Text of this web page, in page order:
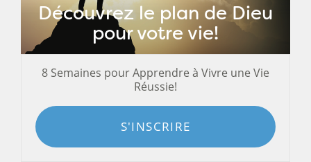
Découvrez le plan de Dieu
pour votre vie!
8 Semaines pour Apprendre à Vivre une Vie
Réussie!
S'INSCRIRE